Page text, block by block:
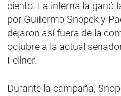
ciento. La interna la ganó
por Guillermo Snopek y
dejaron así fuera de la
octubre a la actual
Fellner.
Durante la campaña,